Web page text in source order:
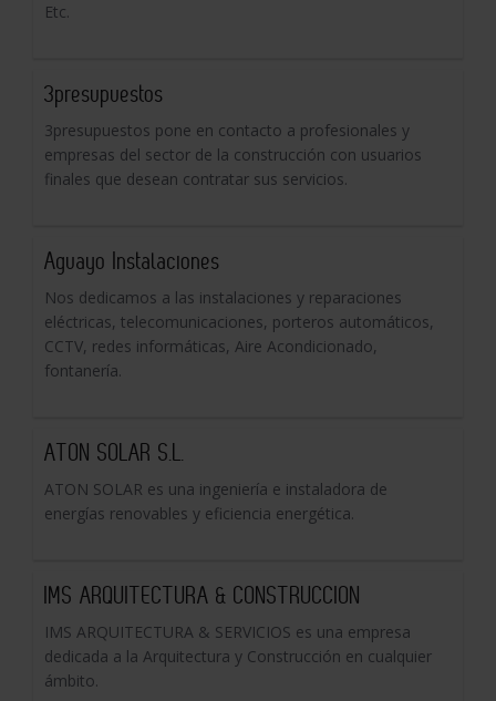
Etc.
3presupuestos
3presupuestos pone en contacto a profesionales y
empresas del sector de la construcción con usuarios
finales que desean contratar sus servicios.
Aguayo Instalaciones
Nos dedicamos a las instalaciones y reparaciones
eléctricas, telecomunicaciones, porteros automáticos,
CCTV, redes informáticas, Aire Acondicionado,
fontanería.
ATON SOLAR S.L.
ATON SOLAR es una ingeniería e instaladora de
energías renovables y eficiencia energética.
IMS ARQUITECTURA & CONSTRUCCION
IMS ARQUITECTURA & SERVICIOS es una empresa
dedicada a la Arquitectura y Construcción en cualquier
ámbito.